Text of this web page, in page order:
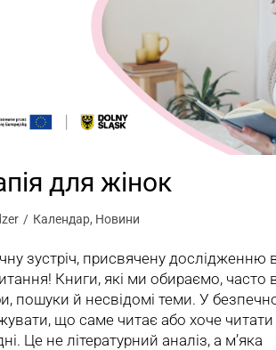
для жінок
Календар, Новини
зустріч, присвячену дослідженню
Книги, які ми обираємо,
пошуки й несвідомі теми. У
що саме читає або хоче
Це не літературний аналіз, а м’яка